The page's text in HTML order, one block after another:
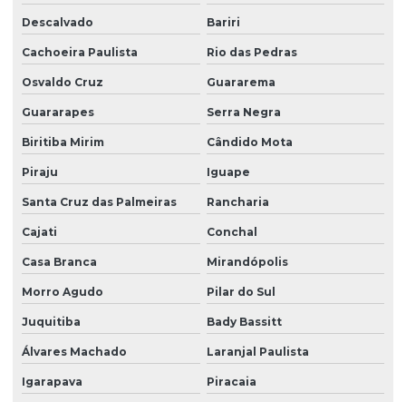
Portaria remota
Portaria remota condomínio
Portaria remota preço
Portaria e zeladoria
Portaria e zeladoria terceirizadas
Poste de câmeras
Recepção e portaria
Recepção e segurança em portarias
Recepção terceirização
Segurança eletrônica
Descalvado Bariri
Cachoeira Paulista Rio das Pedras
Osvaldo Cruz Guararema
Guararapes Serra Negra
Biritiba Mirim Cândido Mota
Piraju Iguape
Santa Cruz das Palmeiras Rancharia
Cajati Conchal
Casa Branca Mirandópolis
Morro Agudo Pilar do Sul
Juquitiba Bady Bassitt
Álvares Machado Laranjal Paulista
Igarapava Piracaia